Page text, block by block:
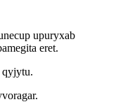
upuryxab
eret.
qyjytu.